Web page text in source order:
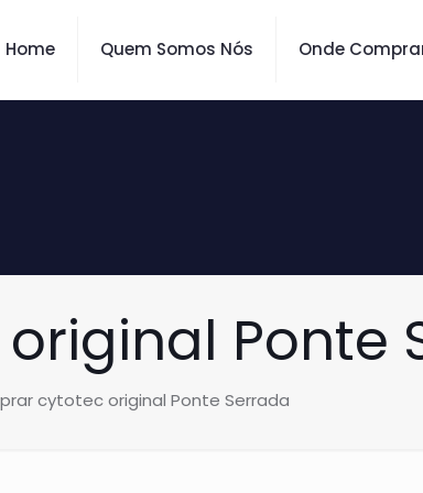
Home Quem Somos Nós Onde
Ponte
cytotec original Ponte Serrada